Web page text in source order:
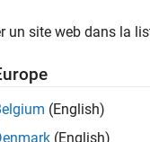
Required:
add-on.
un site web dans la
(English)
(English)